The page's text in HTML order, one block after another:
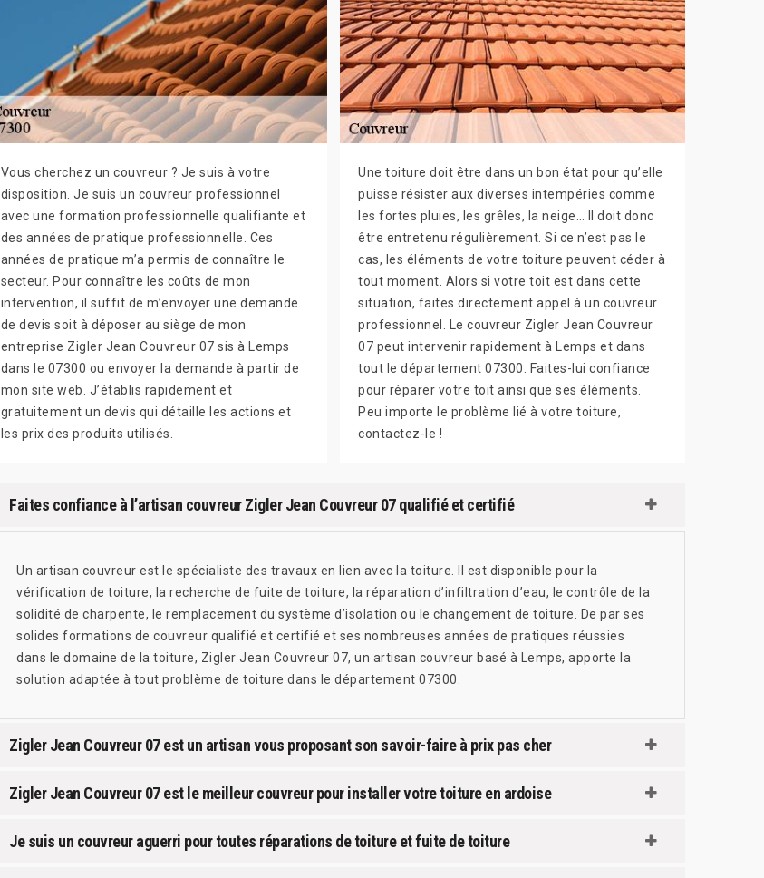
Vous cherchez un couvreur ? Je suis à votre
disposition. Je suis un couvreur professionnel
avec une formation professionnelle qualifiante et
des années de pratique professionnelle. Ces
années de pratique m’a permis de connaître le
secteur. Pour connaître les coûts de mon
intervention, il suffit de m’envoyer une demande
de devis soit à déposer au siège de mon
entreprise Zigler Jean Couvreur 07 sis à Lemps
dans le 07300 ou envoyer la demande à partir de
mon site web. J’établis rapidement et
gratuitement un devis qui détaille les actions et
les prix des produits utilisés.
Une toiture doit être dans un bon état pour qu’elle
puisse résister aux diverses intempéries comme
les fortes pluies, les grêles, la neige… Il doit donc
être entretenu régulièrement. Si ce n’est pas le
cas, les éléments de votre toiture peuvent céder à
tout moment. Alors si votre toit est dans cette
situation, faites directement appel à un couvreur
professionnel. Le couvreur Zigler Jean Couvreur
07 peut intervenir rapidement à Lemps et dans
tout le département 07300. Faites-lui confiance
pour réparer votre toit ainsi que ses éléments.
Peu importe le problème lié à votre toiture,
contactez-le !
Faites confiance à l’artisan couvreur Zigler Jean Couvreur 07 qualifié et certifié
Un artisan couvreur est le spécialiste des travaux en lien avec la toiture. Il est disponible pour la
vérification de toiture, la recherche de fuite de toiture, la réparation d’infiltration d’eau, le contrôle de la
solidité de charpente, le remplacement du système d’isolation ou le changement de toiture. De par ses
solides formations de couvreur qualifié et certifié et ses nombreuses années de pratiques réussies
dans le domaine de la toiture, Zigler Jean Couvreur 07, un artisan couvreur basé à Lemps, apporte la
solution adaptée à tout problème de toiture dans le département 07300.
Zigler Jean Couvreur 07 est un artisan vous proposant son savoir-faire à prix pas cher
Zigler Jean Couvreur 07 est le meilleur couvreur pour installer votre toiture en ardoise
Je suis un couvreur aguerri pour toutes réparations de toiture et fuite de toiture